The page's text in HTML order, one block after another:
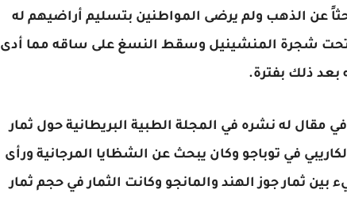
حيث جاء إلى ولاية فلوريدا عام 1521 بحثاً عن الذهب ولم يرضى المواطنين بتسليم أراضيهم له
تحت شجرة المنشينيل وسقط النسغ على ساقه مما أدى
بعد ذلك بفترة.
مقال له نشره في المجلة الطبية البريطانية حول ثمار
في توباجو وكان يبحث عن الشظايا المرجانية ورأى
ثمار جوز الهند والمانجو وكانت الثمار في حجم ثمار